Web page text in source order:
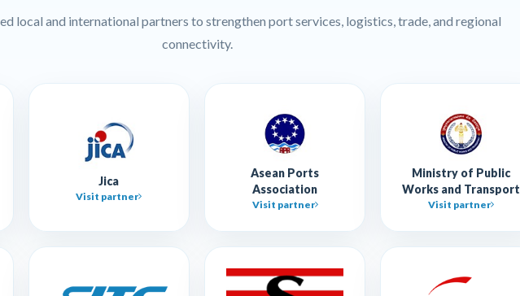
local and international partners to strengthen port services, logistics, trade, and regional
connectivity.
Jica
Visit partner
Asean Ports
Association
Visit partner
Ministry of Public
Works and Transport
Visit partner